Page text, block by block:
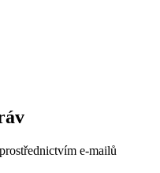
prostřednictvím e-mailů